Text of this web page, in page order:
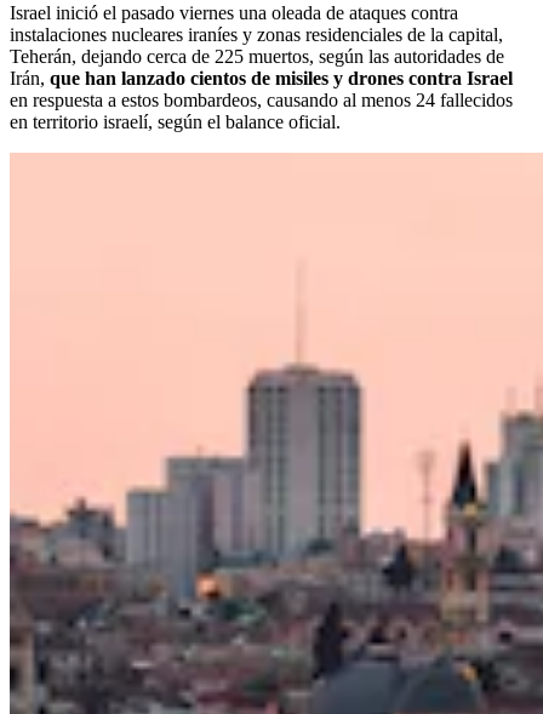
Israel inició el pasado viernes una oleada de ataques contra
instalaciones nucleares iraníes y zonas residenciales de la capital,
Teherán, dejando cerca de 225 muertos, según las autoridades de
Irán, que han lanzado cientos de misiles y drones contra Israel
en respuesta a estos bombardeos, causando al menos 24 fallecidos
en territorio israelí, según el balance oficial.